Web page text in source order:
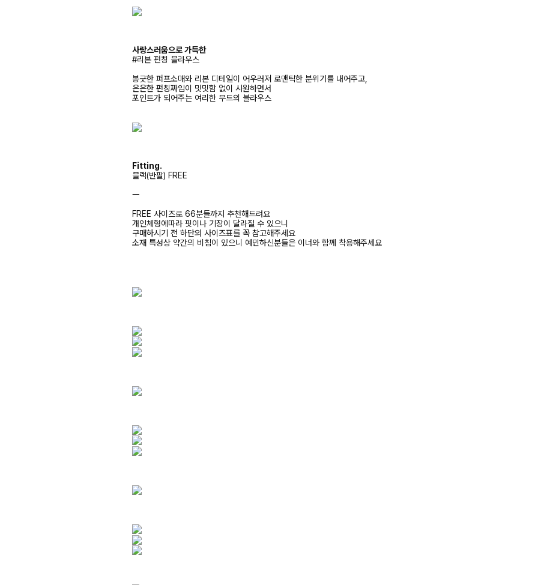
사랑스러움으로 가득한
#리본 펀칭 블라우스
봉긋한 퍼프소매와 리본 디테일이 어우러져 로맨틱한 분위기를 내어주고,
은은한 펀칭짜임이 밋밋함 없이 시원하면서
포인트가 되어주는 여리한 무드의 블라우스
Fitting.
블랙(반팔) FREE
ㅡ
FREE 사이즈로 66분들까지 추천해드려요
개인체형에따라 핏이나 기장이 달라질 수 있으니
구매하시기 전 하단의 사이즈표를 꼭 참고해주세요
소재 특성상 약간의 비침이 있으니 예민하신분들은 이너와 함께 착용해주세요